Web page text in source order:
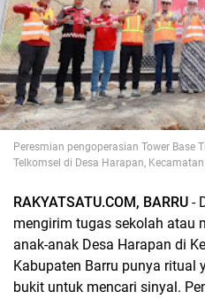
Peresmian pengoperasian Tower Base
Telkomsel di Desa Harapan,
RAKYATSATU.COM, BARRU -
mengirim tugas sekolah atau
anak-anak Desa Harapan di
Kabupaten Barru punya ritual
bukit untuk mencari sinyal.